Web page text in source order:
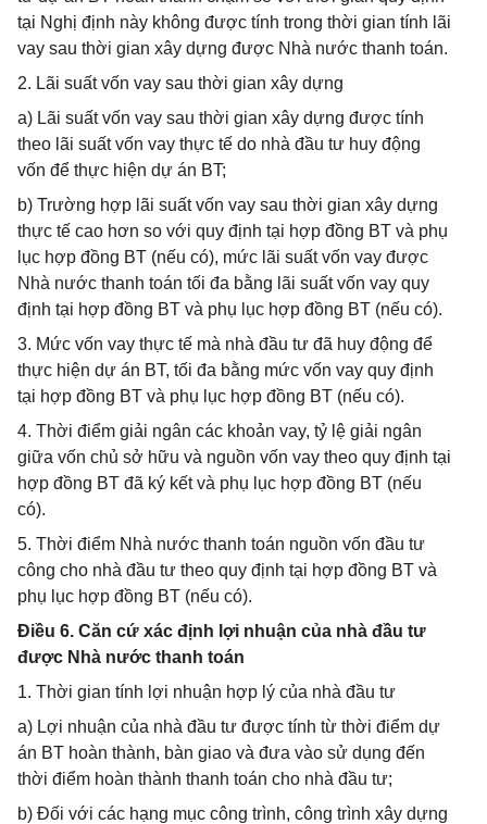
tại Nghị định này không được tính trong thời gian tính lãi
vay sau thời gian xây dựng được Nhà nước thanh toán.
2. Lãi suất vốn vay sau thời gian xây dựng
a) Lãi suất vốn vay sau thời gian xây dựng được tính
theo lãi suất vốn vay thực tế do nhà đầu tư huy động
vốn để thực hiện dự án BT;
b) Trường hợp lãi suất vốn vay sau thời gian xây dựng
thực tế cao hơn so với quy định tại hợp đồng BT và phụ
lục hợp đồng BT (nếu có), mức lãi suất vốn vay được
Nhà nước thanh toán tối đa bằng lãi suất vốn vay quy
định tại hợp đồng BT và phụ lục hợp đồng BT (nếu có).
3. Mức vốn vay thực tế mà nhà đầu tư đã huy động để
thực hiện dự án BT, tối đa bằng mức vốn vay quy định
tại hợp đồng BT và phụ lục hợp đồng BT (nếu có).
4. Thời điểm giải ngân các khoản vay, tỷ lệ giải ngân
giữa vốn chủ sở hữu và nguồn vốn vay theo quy định tại
hợp đồng BT đã ký kết và phụ lục hợp đồng BT (nếu
có).
5. Thời điểm Nhà nước thanh toán nguồn vốn đầu tư
công cho nhà đầu tư theo quy định tại hợp đồng BT và
phụ lục hợp đồng BT (nếu có).
Điều 6. Căn cứ xác định lợi nhuận của nhà đầu tư
được Nhà nước thanh toán
1. Thời gian tính lợi nhuận hợp lý của nhà đầu tư
a) Lợi nhuận của nhà đầu tư được tính từ thời điểm dự
án BT hoàn thành, bàn giao và đưa vào sử dụng đến
thời điểm hoàn thành thanh toán cho nhà đầu tư;
b) Đối với các hạng mục công trình, công trình xây dựng